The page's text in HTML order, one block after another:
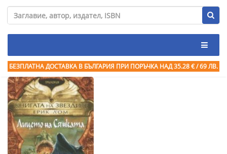
БЕЗПЛАТНА ДОСТАВКА В БЪЛГАРИЯ ПРИ ПОРЪЧКА НАД 35.28 € / 69 ЛВ.